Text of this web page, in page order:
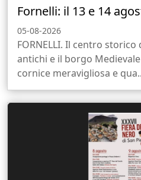
Fornelli: il 13 e 14
05-08-2026
FORNELLI. Il centro
antichi e il borgo
cornice meravigliosa e